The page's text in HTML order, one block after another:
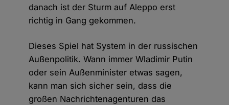
danach ist der Sturm auf Aleppo erst
richtig in Gang gekommen.
Dieses Spiel hat System in der russischen
Außenpolitik. Wann immer Wladimir Putin
oder sein Außenminister etwas sagen,
kann man sich sicher sein, dass die
großen Nachrichtenagenturen das